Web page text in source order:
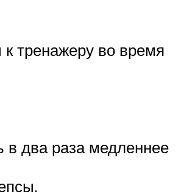
тренажеру во время
в два раза медленнее